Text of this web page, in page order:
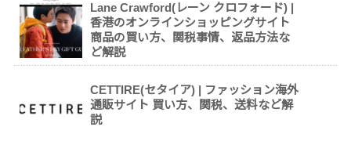
Lane Crawford(レーン クロフォード) |
香港のオンラインショッピングサイト
商品の買い方、関税事情、返品方法な
ど解説
CETTIRE(セタイア) | ファッション海外
通販サイト 買い方、関税、送料など解
説